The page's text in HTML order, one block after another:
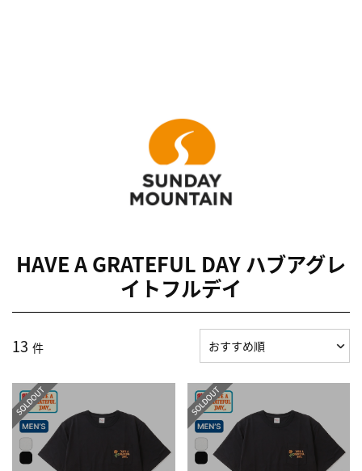
HAVE A GRATEFUL DAY ハブアグレ
イトフルデイ
13 件